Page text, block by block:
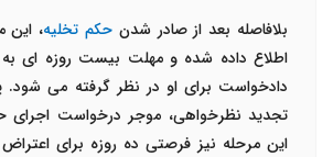
بلافاصله بعد از صادر شدن حکم تخلیه، این
اطلاع داده شده و مهلت بیست روزه ای به
دادخواست برای او در نظر گرفته می شود.
تجدید نظرخواهی، موجر درخواست اجرای
این مرحله نیز فرصتی ده روزه برای اعتراض